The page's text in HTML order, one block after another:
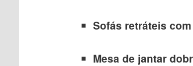
Sofás retráteis
Mesa de jantar